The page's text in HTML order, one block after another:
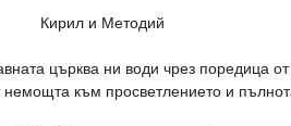
църква ни води чрез поредица от
към просветлението и